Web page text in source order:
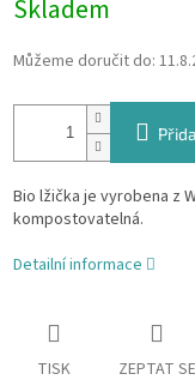
Skladem
Můžeme doručit do:
Bio lžička je vyrobena z
kompostovatelná.
Detailní informace
TISK ZEPTAT SE